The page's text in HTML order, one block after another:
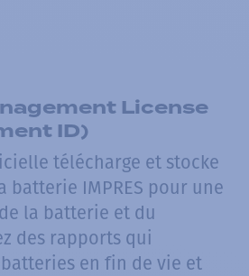
License
ID)
télécharge et stocke
batterie IMPRES pour une
la batterie et du
des rapports qui
en fin de vie et